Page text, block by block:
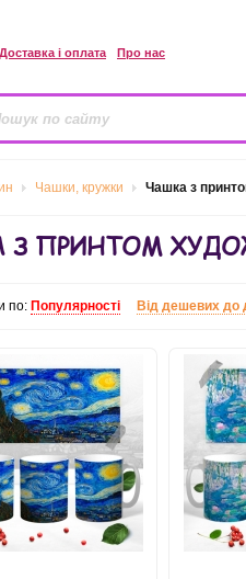
Доставка і оплата Про нас
Чашки, кружки Чашка з
З ПРИНТОМ
по: Популярності Від дешевих до